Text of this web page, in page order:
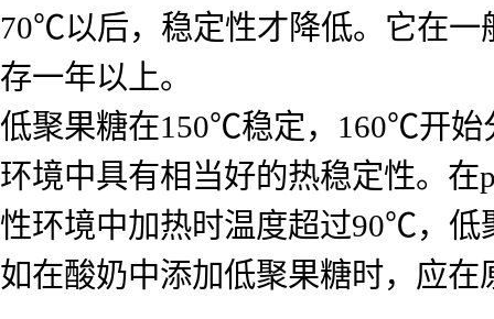
70℃以后，稳定性才降低。它在一
存一年以上。
低聚果糖在150℃稳定，160℃开始
环境中具有相当好的热稳定性。
性环境中加热时温度超过90℃，
如在酸奶中添加低聚果糖时，应